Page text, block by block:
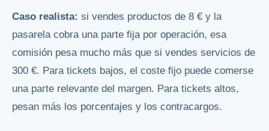
Caso realista: si vendes productos de 8 € y la
pasarela cobra una parte fija por operación, esa
comisión pesa mucho más que si vendes servicios de
300 €. Para tickets bajos, el coste fijo puede comerse
una parte relevante del margen. Para tickets altos,
pesan más los porcentajes y los contracargos.